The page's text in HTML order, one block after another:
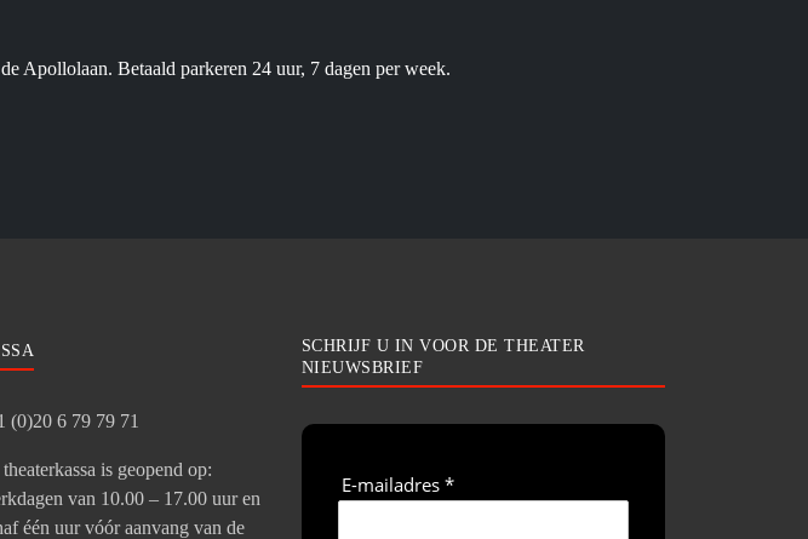
Apollolaan. Betaald parkeren 24 uur, 7 dagen per week.
(0)20 6 79 79 71
is geopend op:
van 10.00 – 17.00 uur en
één uur vóór aanvang van de
SCHRIJF U IN VOOR DE THEATER
NIEUWSBRIEF
E-mailadres *